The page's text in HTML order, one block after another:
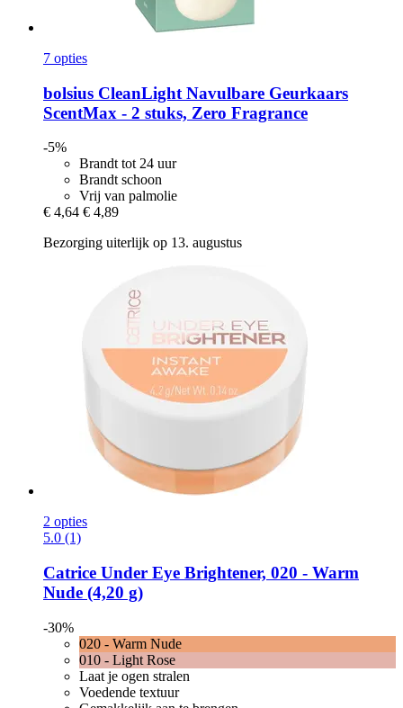
7 opties
bolsius CleanLight Navulbare Geurkaars
ScentMax -​ 2 stuks, Zero Fragrance
-5%
Brandt tot 24 uur
Brandt schoon
Vrij van palmolie
€ 4,64 € 4,89
Bezorging uiterlijk op 13. augustus
2 opties
5.0 (1)
Catrice Under Eye Brightener, 020 -​ Warm
Nude (4,20 g)
-30%
020 - Warm Nude
010 - Light Rose
Laat je ogen stralen
Voedende textuur